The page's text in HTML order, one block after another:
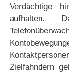
Verdächtige
aufhalten.
Zielfahndern